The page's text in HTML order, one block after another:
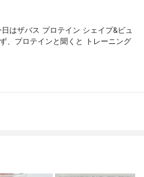
はザバス プロテイン シェイプ&ビュ
、プロテインと聞くと トレーニング